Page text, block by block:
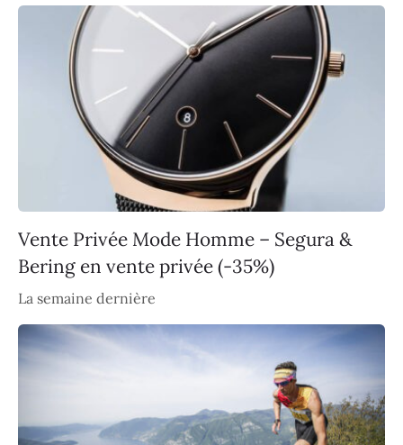
Vente Privée Mode Homme – Segura &
Bering en vente privée (-35%)
La semaine dernière